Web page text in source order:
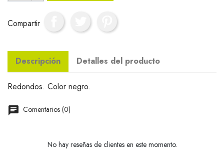
Compartir
Descripción Detalles del producto
Redondos. Color negro.
Comentarios (0)
No hay reseñas de clientes en este momento.